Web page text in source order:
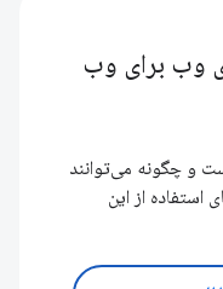
وب برای وب
و چگونه می‌توانند
استفاده از این